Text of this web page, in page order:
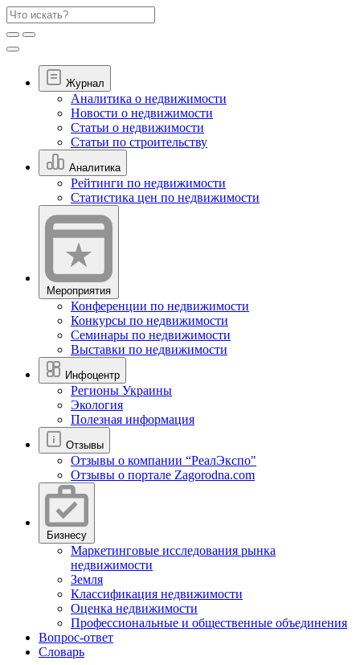
Журнал
Аналитика о недвижимости
Новости о недвижимости
Статьи о недвижимости
Статьи по строительству
Аналитика
Рейтинги по недвижимости
Статистика цен по недвижимости
Мероприятия
Конференции по недвижимости
Конкурсы по недвижимости
Семинары по недвижимости
Выставки по недвижимости
Инфоцентр
Регионы Украины
Экология
Полезная информация
Отзывы
Отзывы о компании “РеалЭкспо"
Отзывы о портале Zagorodna.com
Бизнесу
Маркетинговые исследования рынка
недвижимости
Земля
Классификация недвижимости
Оценка недвижимости
Профессиональные и общественные объединения
Вопрос-ответ
Словарь